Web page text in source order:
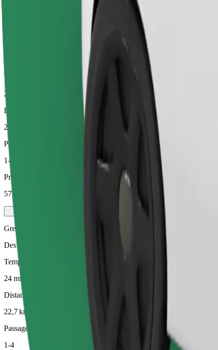
Des voitures plus grandes avec plus d'espace pour les jambes et plus
Temps de trajet estimé
24 min
Distance estimée
22,7 km
Passagers
1-4
Prix estimé
57,00 €
Green
Des trajets efficaces dans des véhicules entièrement électriques
Temps de trajet estimé
24 min
Distance estimée
22,7 km
Passagers
1-4